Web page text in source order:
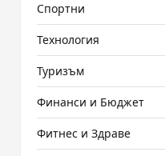
Спортни
Технология
Туризъм
Финанси и Бюджет
Фитнес и Здраве